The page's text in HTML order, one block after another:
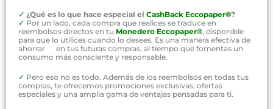
✓ ¿Qué es lo que hace especial el CashBack Eccopaper®?
✓ Por un lado, cada compra que realices se traduce en
reembolsos directos en tu Monedero Eccopaper®, disponible
para que lo utilices cuando lo desees. Es una manera efectiva de
ahorrar en tus futuras compras, al tiempo que fomentas un
consumo más consciente y responsable.
✓ Pero eso no es todo. Además de los reembolsos en todas tus
compras, te ofrecemos promociones exclusivas, ofertas
especiales y una amplia gama de ventajas pensadas para ti.